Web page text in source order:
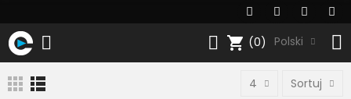
shopping_cart (0) Polski
4 Sortuj